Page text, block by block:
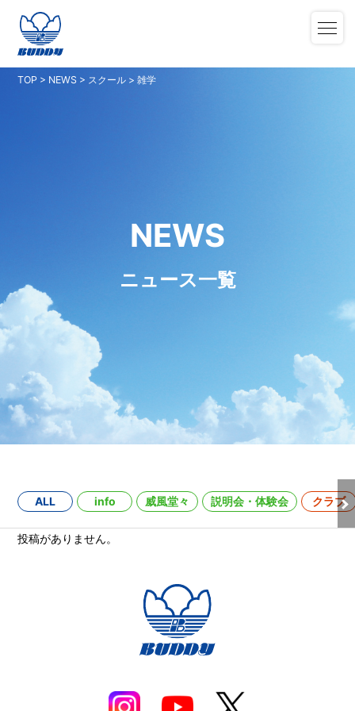
TOP > NEWS > スクール >雑学
NEWS
ニュース一覧
ALL info 威風堂々 説明会・体験会 クラブ
投稿がありません。